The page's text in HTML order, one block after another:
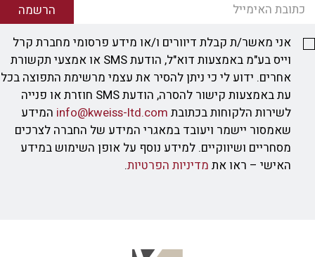
הרשמה
אני מאשר/ת קבלת דיוורים ו/או מידע פרסומי מחברת קרל
וייס בע"מ באמצעות דוא"ל, הודעת SMS או אמצעי תקשורת
אחרים. ידוע לי כי ניתן להסיר את עצמי מרשימת התפוצה בכל
עת באמצעות קישור להסרה, הודעת SMS חוזרת או פנייה
לשירות הלקוחות בכתובת info@kweiss-ltd.com המידע
שאמסור יישמר ויעובד במאגרי המידע של החברה לצרכים
מסחריים ושיווקיים. למידע נוסף על אופן השימוש במידע
האישי – ראו את מדיניות הפרטיות.